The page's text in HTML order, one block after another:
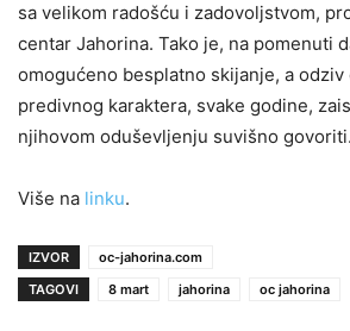
sa velikom radošću i zadovoljstvom,
centar Jahorina. Tako je, na pomenuti
omogućeno besplatno skijanje, a odziv
predivnog karaktera, svake godine,
njihovom oduševljenju suvišno govoriti.
Više na linku.
IZVOR
oc-jahorina.com
TAGOVI
8 mart jahorina oc jahorina